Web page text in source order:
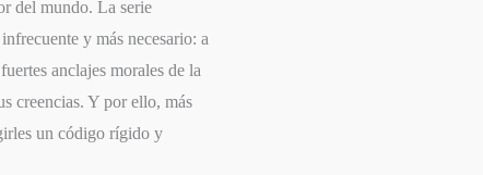
del mundo. La serie
y más necesario: a
anclajes morales de la
creencias. Y por ello, más
un código rígido y